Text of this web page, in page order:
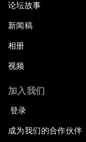
论坛故事
新闻稿
相册
视频
加入我们
登录
成为我们的合作伙伴